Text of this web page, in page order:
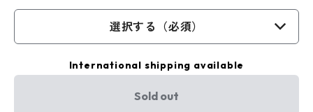
選択する（必須）
International shipping available
Sold out